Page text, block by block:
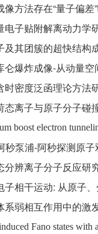
像方法存在“量子偏差
电子贴附解离动力学
及其团簇的超快结构
仑爆炸成像-从动量空
时密度泛函理论方法
态离子与原子分子碰
boost electron
秒泵浦-阿秒探测原
分辨离子分子反应研
子相干运动: 从原子
系弱相互作用中的激
Fano states with